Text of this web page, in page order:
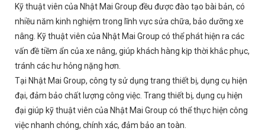
Kỹ thuật viên của Nhật Mai Group đều được đào tạo bài bản, có
nhiều năm kinh nghiệm trong lĩnh vực sửa chữa, bảo dưỡng xe
nâng. Kỹ thuật viên của Nhật Mai Group có thể phát hiện ra các
vấn đề tiềm ẩn của xe nâng, giúp khách hàng kịp thời khắc phục,
tránh các hư hỏng nặng hơn.
Tại Nhật Mai Group, công ty sử dụng trang thiết bị, dụng cụ hiện
đại, đảm bảo chất lượng công việc. Trang thiết bị, dụng cụ hiện
đại giúp kỹ thuật viên của Nhật Mai Group có thể thực hiện công
việc nhanh chóng, chính xác, đảm bảo an toàn.